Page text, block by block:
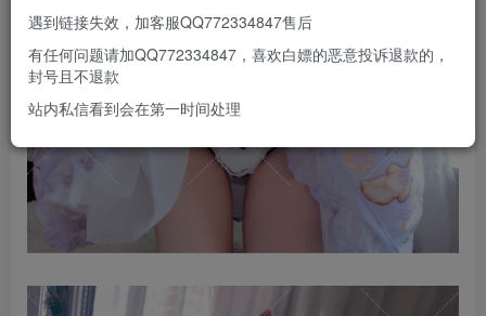
遇到链接失效，加客服QQ772334847售后
有任何问题请加QQ772334847，喜欢白嫖的恶意投诉退款的，
封号且不退款
站内私信看到会在第一时间处理